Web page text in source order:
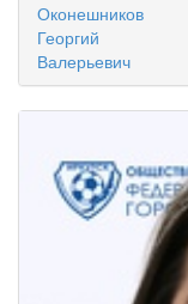
Оконешников
Георгий
Валерьевич